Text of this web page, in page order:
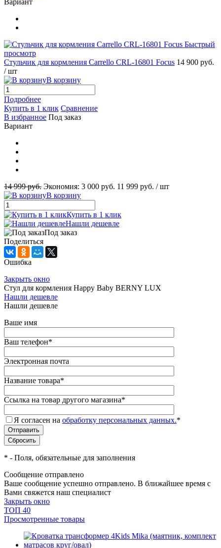
Вариант
Быстрый
просмотр
Стульчик для кормления Carrello CRL-16801 Focus 14 900 руб.
/ шт
В корзину
Подробнее
Купить в 1 клик Сравнение
В избранное Под заказ
Вариант
14 999 руб. Экономия: 3 000 руб. 11 999 руб. / шт
В корзину
Купить в 1 клик
Нашли дешевле
Под заказ
Поделиться
Ошибка
Закрыть окно
Стул для кормления Happy Baby BERNY LUX
Нашли дешевле
Нашли дешевле
Ваше имя
Ваш телефон*
Электронная почта
Название товара*
Ссылка на товар другого магазина*
Я согласен на обработку персональных данных.*
* - Поля, обязательные для заполнения
Сообщение отправлено
Ваше сообщение успешно отправлено. В ближайшее время с
Вами свяжется наш специалист
Закрыть окно
ТОП 40
Просмотренные товары